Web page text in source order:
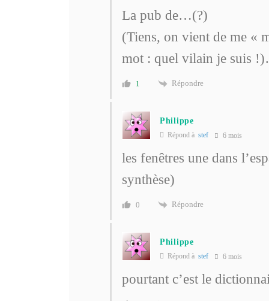
La pub de…(?)
(Tiens, on vient de me «
mot : quel vilain je suis
1 Répondre
Philippe
Répond à stef 6 mois
les fenêtres une dans
synthèse)
0 Répondre
Philippe
Répond à stef 6 mois
pourtant c’est le